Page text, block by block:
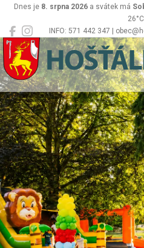
INFO: 571 442 347 |
Dnes je 8. srpna 2026 a svátek má
26°C
Hošťálková